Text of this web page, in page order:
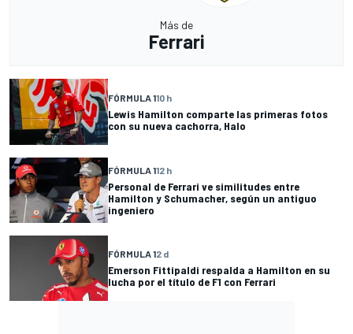
Más de
Ferrari
FÓRMULA 110 h
Lewis Hamilton comparte las primeras fotos
con su nueva cachorra, Halo
FÓRMULA 112 h
Personal de Ferrari ve similitudes entre
Hamilton y Schumacher, según un antiguo
ingeniero
FÓRMULA 12 d
Emerson Fittipaldi respalda a Hamilton en su
lucha por el título de F1 con Ferrari